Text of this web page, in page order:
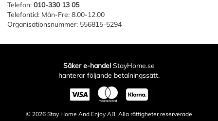
Telefon: 010-330 13 05
Telefontid: Mån-Fre: 8.00-12.00
Organisationsnummer: 556815-5294
Säker e-handel StayHome.se
hanterar följande betalningssätt.
© 2026 Stay Home And Enjoy AB. Alla rättigheter reserverade